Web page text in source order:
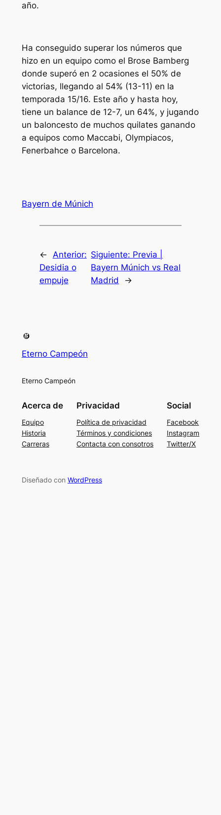
año.
Ha conseguido superar los números que
hizo en un equipo como el Brose Bamberg
donde superó en 2 ocasiones el 50% de
victorias, llegando al 54% (13-11) en la
temporada 15/16. Este año y hasta hoy,
tiene un balance de 12-7, un 64%, y jugando
un baloncesto de muchos quilates ganando
a equipos como Maccabi, Olympiacos,
Fenerbahce o Barcelona.
Bayern de Múnich
← Anterior:
Desidia o
empuje
Siguiente: Previa |
Bayern Múnich vs Real
Madrid
→
Eterno Campeón
Eterno Campeón
Acerca de
Equipo
Historia
Carreras
Privacidad
Política de privacidad
Términos y condiciones
Contacta con consotros
Social
Facebook
Instagram
Twitter/X
Diseñado con WordPress